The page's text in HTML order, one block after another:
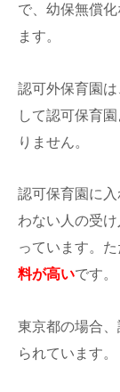
で、幼保無償
ます。
認可外保育園
して認可保育
りません。
認可保育園に
わない人の受
っています。た
料が高いです。
東京都の場合
られています。